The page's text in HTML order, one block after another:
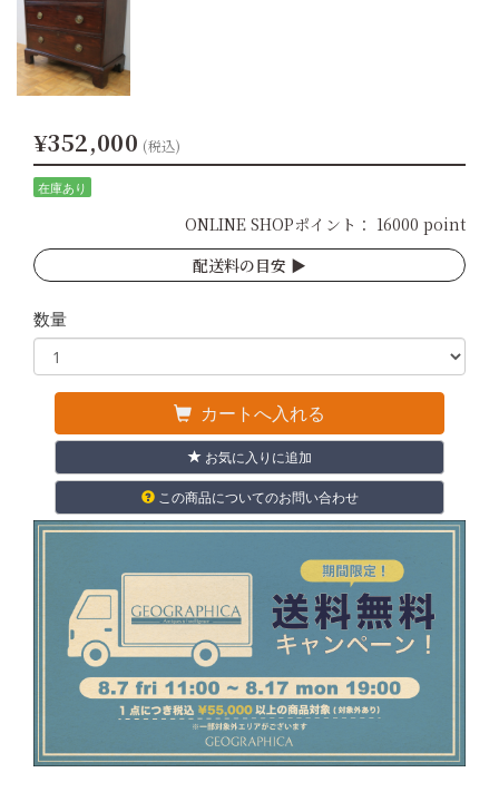
¥352,000 (税込)
在庫あり
ONLINE SHOPポイント： 16000 point
配送料の目安 ▶︎
数量
カートへ入れる
お気に入りに追加
この商品についてのお問い合わせ